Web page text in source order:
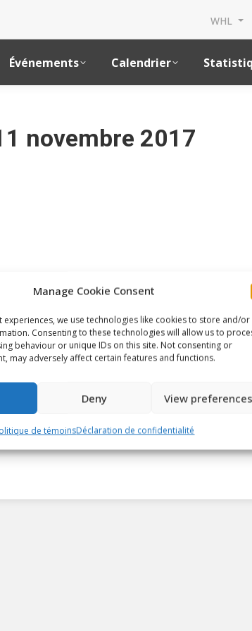
Manage Cookie Consent
we use technologies like cookies to store and/or
Consenting to these technologies will allow us to
behaviour or unique IDs on this site. Not consenting or
may adversely affect certain features and functions.
Deny View preferences
de témoinsDéclaration de confidentialité
WHL
Événements Calendrier
novembre 2017